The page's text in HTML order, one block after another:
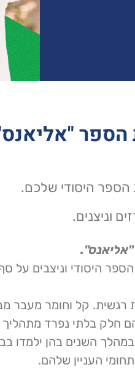
הספר
הספר היסודי שלכם.
וניצנים.
היסודי וניצבים על
קל וחומר מעבר
חלק בלתי נפרד מתהליך
השנים בהן ילמדו
העניין שלהם.